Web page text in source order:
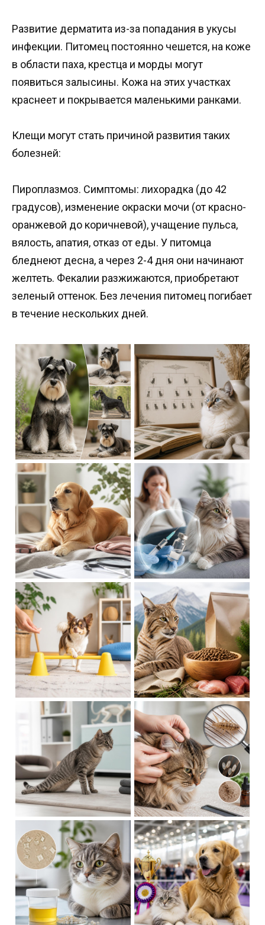
Развитие дерматита из-за попадания в укусы
инфекции. Питомец постоянно чешется, на коже
в области паха, крестца и морды могут
появиться залысины. Кожа на этих участках
краснеет и покрывается маленькими ранками.
Клещи могут стать причиной развития таких
болезней:
Пироплазмоз. Симптомы: лихорадка (до 42
градусов), изменение окраски мочи (от красно-
оранжевой до коричневой), учащение пульса,
вялость, апатия, отказ от еды. У питомца
бледнеют десна, а через 2-4 дня они начинают
желтеть. Фекалии разжижаются, приобретают
зеленый оттенок. Без лечения питомец погибает
в течение нескольких дней.